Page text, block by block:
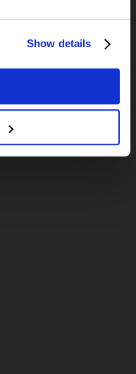
Show details